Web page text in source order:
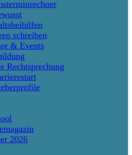
schreiben
& Events
Rechtsprechung
2026